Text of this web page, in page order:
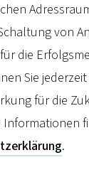
29. Januar 2025
eine
ist
von
die
Sie
für die
.